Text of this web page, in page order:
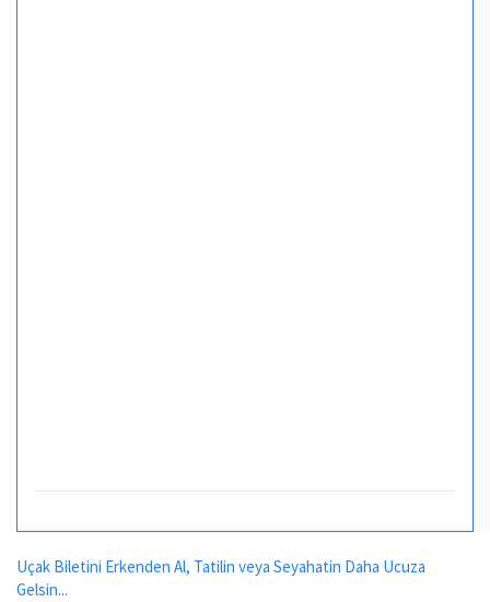
Uçak Biletini Erkenden Al, Tatilin veya Seyahatin Daha Ucuza
Gelsin...